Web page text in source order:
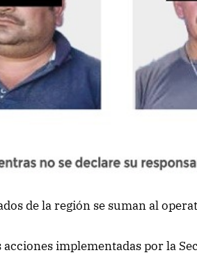
de la región se suman al
acciones implementadas por la